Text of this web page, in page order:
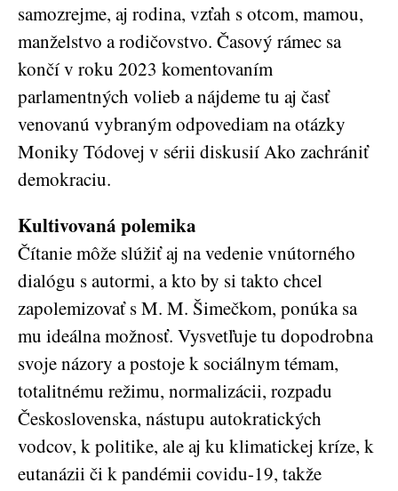
samozrejme, aj rodina, vzťah s otcom, mamou,
manželstvo a rodičovstvo. Časový rámec sa
končí v roku 2023 komentovaním
parlamentných volieb a nájdeme tu aj časť
venovanú vybraným odpovediam na otázky
Moniky Tódovej v sérii diskusií Ako zachrániť
demokraciu.
Kultivovaná polemika
Čítanie môže slúžiť aj na vedenie vnútorného
dialógu s autormi, a kto by si takto chcel
zapolemizovať s M. M. Šimečkom, ponúka sa
mu ideálna možnosť. Vysvetľuje tu dopodrobna
svoje názory a postoje k sociálnym témam,
totalitnému režimu, normalizácii, rozpadu
Československa, nástupu autokratických
vodcov, k politike, ale aj ku klimatickej kríze, k
eutanázii či k pandémii covidu-19, takže